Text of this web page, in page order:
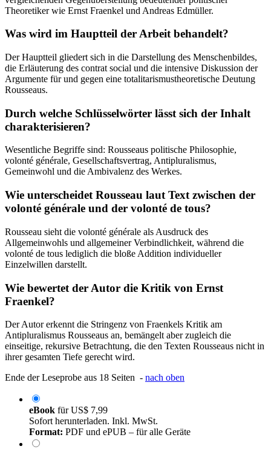
Theoretiker wie Ernst Fraenkel und Andreas Edmüller.
Was wird im Hauptteil der Arbeit behandelt?
Der Hauptteil gliedert sich in die Darstellung des Menschenbildes,
die Erläuterung des contrat social und die intensive Diskussion der
Argumente für und gegen eine totalitarismustheoretische Deutung
Rousseaus.
Durch welche Schlüsselwörter lässt sich der Inhalt
charakterisieren?
Wesentliche Begriffe sind: Rousseaus politische Philosophie,
volonté générale, Gesellschaftsvertrag, Antipluralismus,
Gemeinwohl und die Ambivalenz des Werkes.
Wie unterscheidet Rousseau laut Text zwischen der
volonté générale und der volonté de tous?
Rousseau sieht die volonté générale als Ausdruck des
Allgemeinwohls und allgemeiner Verbindlichkeit, während die
volonté de tous lediglich die bloße Addition individueller
Einzelwillen darstellt.
Wie bewertet der Autor die Kritik von Ernst
Fraenkel?
Der Autor erkennt die Stringenz von Fraenkels Kritik am
Antipluralismus Rousseaus an, bemängelt aber zugleich die
einseitige, rekursive Betrachtung, die den Texten Rousseaus nicht in
ihrer gesamten Tiefe gerecht wird.
Ende der Leseprobe aus 18 Seiten - nach oben
eBook fürUS$ 7,99
Sofort herunterladen. Inkl. MwSt.
Format: PDF und ePUB – für alle Geräte